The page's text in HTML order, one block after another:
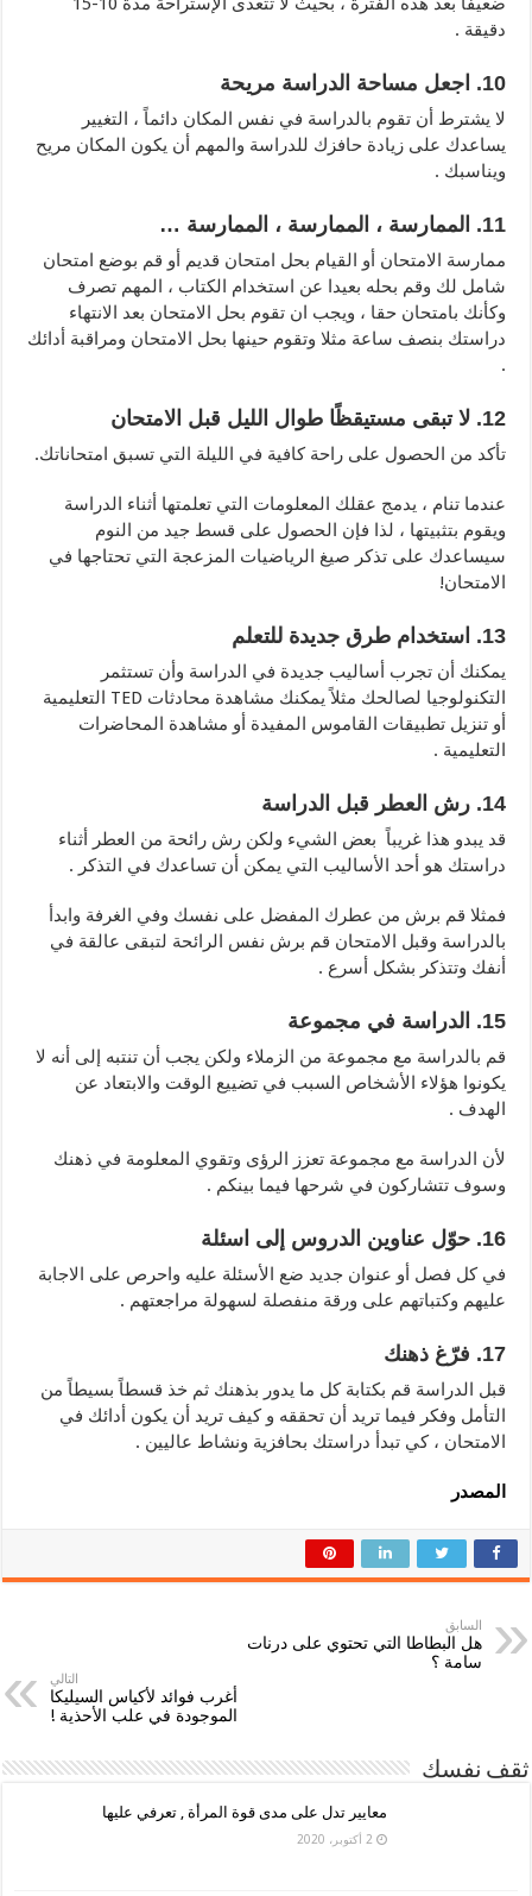
دقيقة .
10. اجعل مساحة الدراسة مريحة
لا يشترط أن تقوم بالدراسة في نفس المكان دائماً ، التغيير
يساعدك على زيادة حافزك للدراسة والمهم أن يكون المكان مريح
ويناسبك .
11. الممارسة ، الممارسة ، الممارسة …
ممارسة الامتحان أو القيام بحل امتحان قديم أو قم بوضع امتحان
شامل لك وقم بحله بعيدا عن استخدام الكتاب ، المهم تصرف
وكأنك بامتحان حقا ، ويجب ان تقوم بحل الامتحان بعد الانتهاء
دراستك بنصف ساعة مثلا وتقوم حينها بحل الامتحان ومراقبة أدائك
.
12. لا تبقى مستيقظًا طوال الليل قبل الامتحان
تأكد من الحصول على راحة كافية في الليلة التي تسبق امتحاناتك.
عندما تنام ، يدمج عقلك المعلومات التي تعلمتها أثناء الدراسة
ويقوم بتثبيتها ، لذا فإن الحصول على قسط جيد من النوم
سيساعدك على تذكر صيغ الرياضيات المزعجة التي تحتاجها في
الامتحان!
13. استخدام طرق جديدة للتعلم
يمكنك أن تجرب أساليب جديدة في الدراسة وأن تستثمر
التكنولوجيا لصالحك مثلاً يمكنك مشاهدة محادثات TED التعليمية
أو تنزيل تطبيقات القاموس المفيدة أو مشاهدة المحاضرات
التعليمية .
14. رش العطر قبل الدراسة
قد يبدو هذا غريباً بعض الشيء ولكن رش رائحة من العطر أثناء
دراستك هو أحد الأساليب التي يمكن أن تساعدك في التذكر .
فمثلا قم برش من عطرك المفضل على نفسك وفي الغرفة وابدأ
بالدراسة وقبل الامتحان قم برش نفس الرائحة لتبقى عالقة في
أنفك وتتذكر بشكل أسرع .
15. الدراسة في مجموعة
قم بالدراسة مع مجموعة من الزملاء ولكن يجب أن تنتبه إلى أنه لا
يكونوا هؤلاء الأشخاص السبب في تضييع الوقت والابتعاد عن
الهدف .
لأن الدراسة مع مجموعة تعزز الرؤى وتقوي المعلومة في ذهنك
وسوف تتشاركون في شرحها فيما بينكم .
16. حوّل عناوين الدروس إلى اسئلة
في كل فصل أو عنوان جديد ضع الأسئلة عليه واحرص على الاجابة
عليهم وكتباتهم على ورقة منفصلة لسهولة مراجعتهم .
17. فرّغ ذهنك
قبل الدراسة قم بكتابة كل ما يدور بذهنك ثم خذ قسطاً بسيطاً من
التأمل وفكر فيما تريد أن تحققه و كيف تريد أن يكون أدائك في
الامتحان ، كي تبدأ دراستك بحافزية ونشاط عاليين .
المصدر
السابق
هل البطاطا التي تحتوي على درنات
سامة ؟
التالي
أغرب فوائد لأكياس السيليكا
الموجودة في علب الأحذية !
ثقف نفسك
معايير تدل على مدى قوة المرأة , تعرفي عليها
2 أكتوبر، 2020